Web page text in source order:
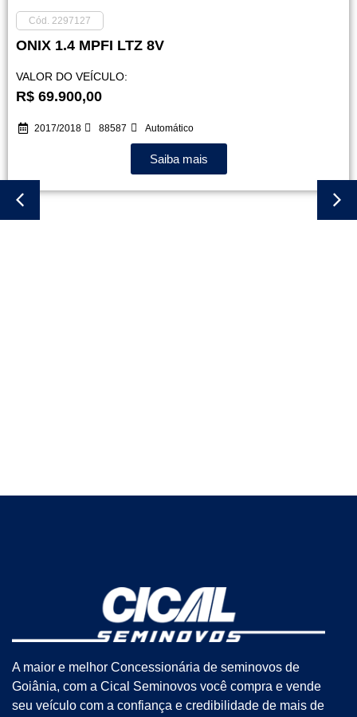
Cód. 2297127
ONIX 1.4 MPFI LTZ 8V
VALOR DO VEÍCULO:
R$ 69.900,00
2017/2018 88587 Automático
Saiba mais
A maior e melhor Concessionária de seminovos de
Goiânia, com a Cical Seminovos você compra e vende
seu veículo com a confiança e credibilidade de mais de